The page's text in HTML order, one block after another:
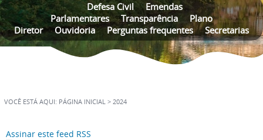
Defesa Civil
Emendas
Parlamentares
Transparência
Plano
Diretor
Ouvidoria Perguntas frequentes Secretarias
VOCÊ ESTÁ AQUI: PÁGINA INICIAL > 2024
Assinar este feed RSS